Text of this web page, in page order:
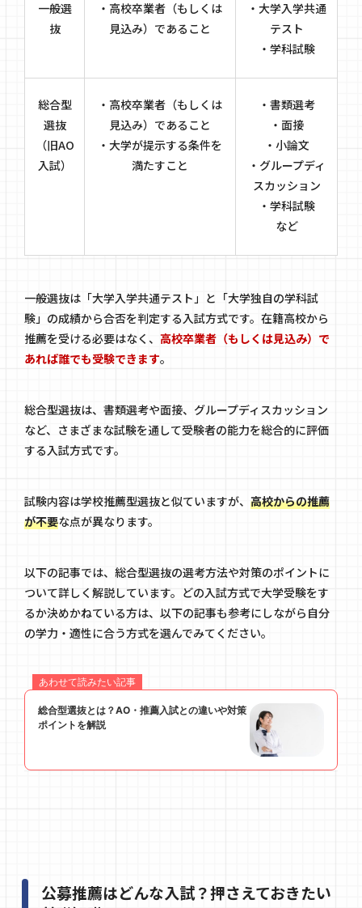
一般選
抜
・高校卒業者（もしくは
見込み）であること
・大学入学共通
テスト
・学科試験
総合型
選抜
（旧AO
入試）
・高校卒業者（もしくは
見込み）であること
・大学が提示する条件を
満たすこと
・書類選考
・面接
・小論文
・グループディ
スカッション
・学科試験
など
一般選抜は「大学入学共通テスト」と「大学独自の学科試
験」の成績から合否を判定する入試方式です。在籍高校から
推薦を受ける必要はなく、 高校卒業者（もしくは見込み）で
あれば誰でも受験できます。
総合型選抜は、書類選考や面接、グループディスカッション
など、さまざまな試験を通して受験者の能力を総合的に評価
する入試方式です。
試験内容は学校推薦型選抜と似ていますが、 高校からの推薦
が不要な点が異なります。
以下の記事では、総合型選抜の選考方法や対策のポイントに
ついて詳しく解説しています。どの入試方式で大学受験をす
るか決めかねている方は、以下の記事も参考にしながら自分
の学力・適性に合う方式を選んでみてください。
公募推薦はどんな入試？押さえておきたい